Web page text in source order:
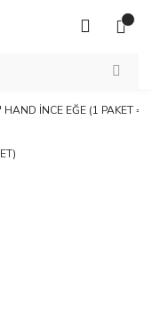
HAND İNCE EĞE (1 PAKET =